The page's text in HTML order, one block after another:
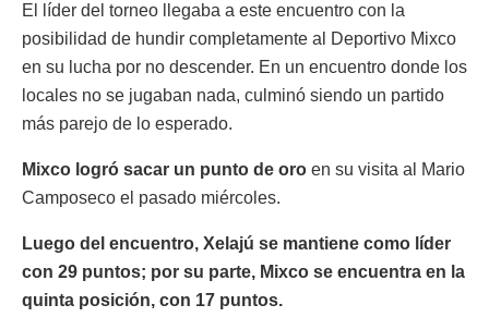
El líder del torneo llegaba a este encuentro con la
posibilidad de hundir completamente al Deportivo Mixco
en su lucha por no descender. En un encuentro donde los
locales no se jugaban nada, culminó siendo un partido
más parejo de lo esperado.
Mixco logró sacar un punto de oro en su visita al Mario
Camposeco el pasado miércoles.
Luego del encuentro, Xelajú se mantiene como líder
con 29 puntos; por su parte, Mixco se encuentra en la
quinta posición, con 17 puntos.